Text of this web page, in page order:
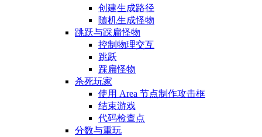
创建生成路径
随机生成怪物
跳跃与踩扁怪物
控制物理交互
跳跃
踩扁怪物
杀死玩家
使用 Area 节点制作攻击框
结束游戏
代码检查点
分数与重玩